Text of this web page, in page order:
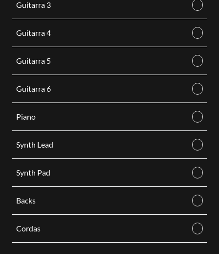
Guitarra 3
Guitarra 4
Guitarra 5
Guitarra 6
Piano
Synth Lead
Synth Pad
Backs
Cordas